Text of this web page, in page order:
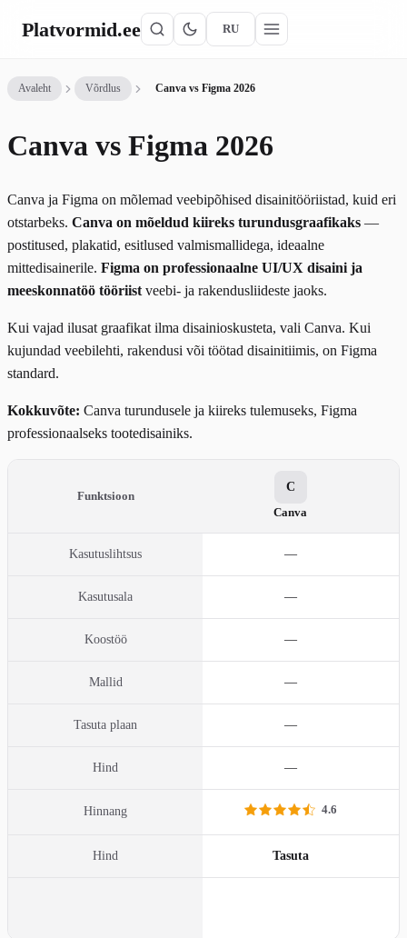
Platvormid.ee RU
Avaleht Võrdlus Canva vs Figma 2026
Canva vs Figma 2026
Canva ja Figma on mõlemad veebipõhised disainitööriistad, kuid eri
otstarbeks. Canva on mõeldud kiireks turundusgraafikaks —
postitused, plakatid, esitlused valmismallidega, ideaalne
mittedisainerile. Figma on professionaalne UI/UX disaini ja
meeskonnatöö tööriistveebi- ja rakendusliideste jaoks.
Kui vajad ilusat graafikat ilma disainioskusteta, vali Canva. Kui
kujundad veebilehti, rakendusi või töötad disainitiimis, on Figma
standard.
Kokkuvõte: Canva turundusele ja kiireks tulemuseks, Figma
professionaalseks tootedisainiks.
Funktsioon
C
Canva
Kasutuslihtsus —
Kasutusala —
Koostöö —
Mallid —
Tasuta plaan —
Hind —
Hinnang 4.6
Hind Tasuta